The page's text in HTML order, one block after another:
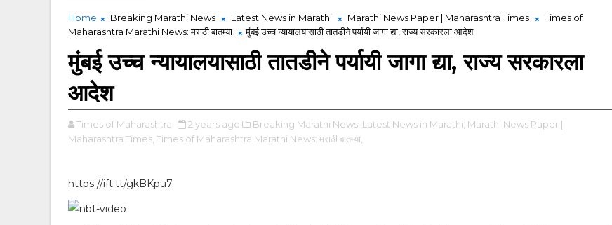
Home Breaking Marathi News Latest News in Marathi Marathi News Paper | Maharashtra Times
Times of
Maharashtra Marathi News: मराठी बातम्या
मुंबई उच्च न्यायालयासाठी तातडीने पर्यायी जागा द्या, राज्य सरकारला आदेश
मुंबई उच्च न्यायालयासाठी तातडीने पर्यायी जागा द्या, राज्य सरकारला
आदेश
Times of Maharashtra 2 years ago Breaking Marathi News, Latest News in Marathi, Marathi News Paper |
Maharashtra Times, Times of Maharashtra Marathi News: मराठी बातम्या,
https://ift.tt/gkBKpu7